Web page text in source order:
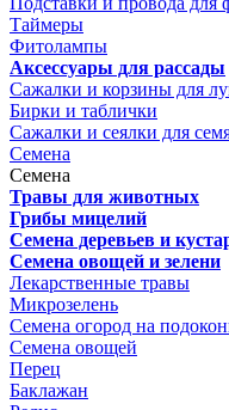
Таймеры
Фитолампы
Аксессуары для рассады
Сажалки и корзины для
Бирки и таблички
Сажалки и сеялки для
Семена
Семена
Травы для животных
Грибы мицелий
Семена деревьев и
Семена овощей и зелени
Лекарственные травы
Микрозелень
Семена огород на
Семена овощей
Перец
Баклажан